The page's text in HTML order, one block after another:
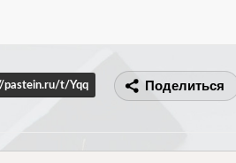
pastein.ru/t/Yqq Поделиться